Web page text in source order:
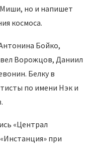
Миши, но и напишет
космоса.
Бойко,
Ворожцов, Даниил
Белку в
по имени Нэк и
«Централ
при